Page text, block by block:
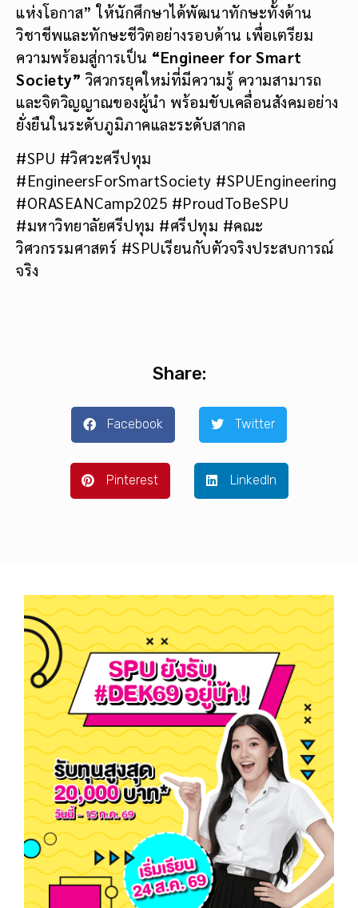
แห่งโอกาส” ให้นักศึกษาได้พัฒนาทักษะทั้งด้าน
วิชาชีพและทักษะชีวิตอย่างรอบด้าน เพื่อเตรียม
ความพร้อมสู่การเป็น “Engineer for Smart
Society” วิศวกรยุคใหม่ที่มีความรู้ ความสามารถ
และจิตวิญญาณของผู้นำ พร้อมขับเคลื่อนสังคมอย่าง
ยั่งยืนในระดับภูมิภาคและระดับสากล
#SPU #วิศวะศรีปทุม
#EngineersForSmartSociety #SPUEngineering
#ORASEANCamp2025 #ProudToBeSPU
#มหาวิทยาลัยศรีปทุม #ศรีปทุม #คณะ
วิศวกรรมศาสตร์ #SPUเรียนกับตัวจริงประสบการณ์
จริง
Share:
Facebook Twitter
Pinterest LinkedIn